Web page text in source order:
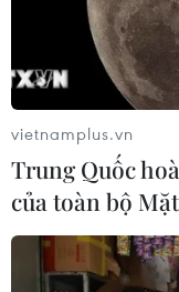
vietnamplus.vn
Trung Quốc
của toàn bộ